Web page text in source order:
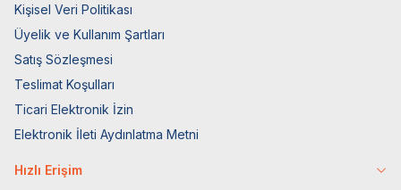
Kişisel Veri Politikası
Üyelik ve Kullanım Şartları
Satış Sözleşmesi
Teslimat Koşulları
Ticari Elektronik İzin
Elektronik İleti Aydınlatma Metni
Hızlı Erişim